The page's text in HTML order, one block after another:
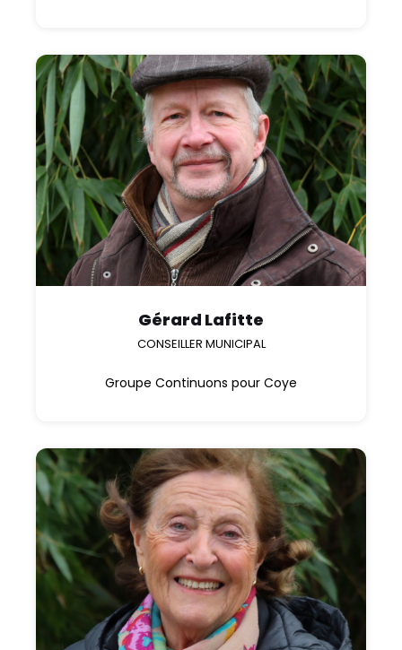
Gérard Lafitte
CONSEILLER MUNICIPAL
Groupe Continuons pour Coye